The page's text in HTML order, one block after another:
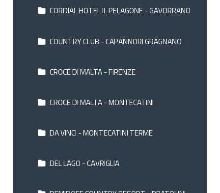
CORDIAL HOTEL IL PELAGONE - GAVORRANO
COUNTRY CLUB - CAPANNORI GRAGNANO
CROCE DI MALTA - FIRENZE
CROCE DI MALTA - MONTECATINI
DA VINCI - MONTECATINI TERME
DEL LAGO - CAVRIGLIA